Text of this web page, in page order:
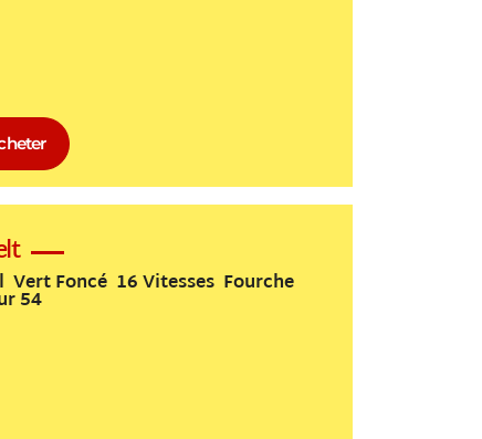
Foncé 16 Vitesses Fourche
54